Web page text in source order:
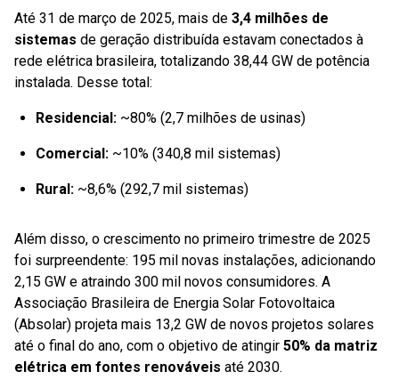
Até 31 de março de 2025, mais de 3,4 milhões de
sistemas de geração distribuída estavam conectados à
rede elétrica brasileira, totalizando 38,44 GW de potência
instalada. Desse total:
Residencial: ~80% (2,7 milhões de usinas)
Comercial: ~10% (340,8 mil sistemas)
Rural: ~8,6% (292,7 mil sistemas)
Além disso, o crescimento no primeiro trimestre de 2025
foi surpreendente: 195 mil novas instalações, adicionando
2,15 GW e atraindo 300 mil novos consumidores. A
Associação Brasileira de Energia Solar Fotovoltaica
(Absolar) projeta mais 13,2 GW de novos projetos solares
até o final do ano, com o objetivo de atingir 50% da matriz
elétrica em fontes renováveis até 2030.